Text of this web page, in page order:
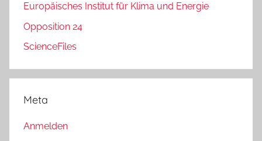
Europäisches Institut für Klima und Energie
Opposition 24
ScienceFiles
Meta
Anmelden